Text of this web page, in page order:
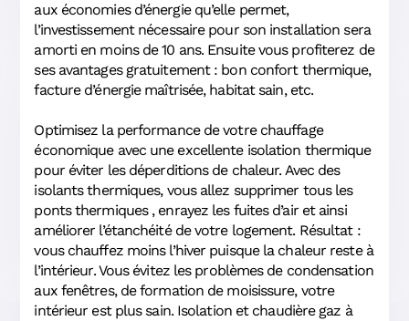
aux économies d’énergie qu’elle permet,
l’investissement nécessaire pour son installation sera
amorti en moins de 10 ans. Ensuite vous profiterez de
ses avantages gratuitement : bon confort thermique,
facture d’énergie maîtrisée, habitat sain, etc.
Optimisez la performance de votre chauffage
économique avec une excellente isolation thermique
pour éviter les déperditions de chaleur. Avec des
isolants thermiques, vous allez supprimer tous les
ponts thermiques , enrayez les fuites d’air et ainsi
améliorer l’étanchéité de votre logement. Résultat :
vous chauffez moins l’hiver puisque la chaleur reste à
l’intérieur. Vous évitez les problèmes de condensation
aux fenêtres, de formation de moisissure, votre
intérieur est plus sain. Isolation et chaudière gaz à